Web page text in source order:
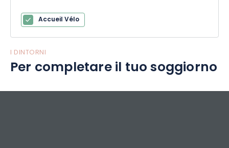
Accueil Vélo
I DINTORNI
Per completare il tuo soggiorno